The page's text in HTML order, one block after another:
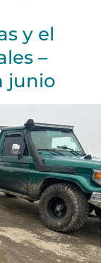
y el
–
junio